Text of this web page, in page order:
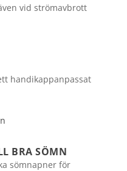
vid strömavbrott
handikappanpassat
BRA SÖMN
sömnapner för